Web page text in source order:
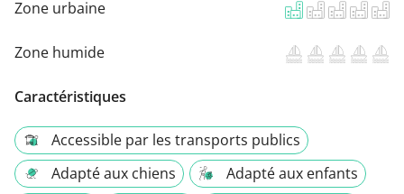
Zone urbaine
Zone humide
Caractéristiques
Accessible par les transports publics
Adapté aux chiens
Adapté aux enfants